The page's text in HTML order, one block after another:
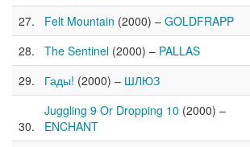
Felt Mountain (2000) – GOLDFRAPP
The Sentinel (2000) – PALLAS
Гады! (2000) – ШЛЮЗ
Juggling 9 Or Dropping 10 (2000) –
ENCHANT